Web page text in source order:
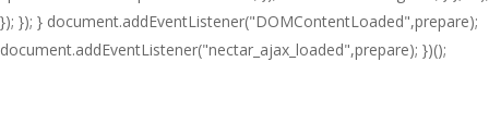
}); }); } document.addEventListener("DOMContentLoaded",prepare);
document.addEventListener("nectar_ajax_loaded",prepare); })();